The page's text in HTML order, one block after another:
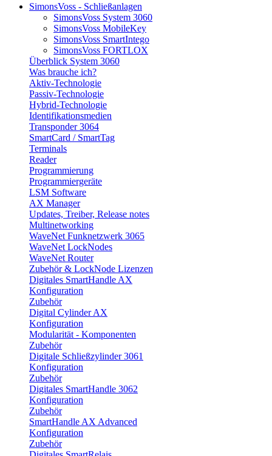
SimonsVoss - Schließanlagen
SimonsVoss System 3060
SimonsVoss MobileKey
SimonsVoss SmartIntego
SimonsVoss FORTLOX
Überblick System 3060
Was brauche ich?
Aktiv-Technologie
Passiv-Technologie
Hybrid-Technologie
Identifikationsmedien
Transponder 3064
SmartCard / SmartTag
Terminals
Reader
Programmierung
Programmiergeräte
LSM Software
AX Manager
Updates, Treiber, Release notes
Multinetworking
WaveNet Funknetzwerk 3065
WaveNet LockNodes
WaveNet Router
Zubehör & LockNode Lizenzen
Digitales SmartHandle AX
Konfiguration
Zubehör
Digital Cylinder AX
Konfiguration
Modularität - Komponenten
Zubehör
Digitale Schließzylinder 3061
Konfiguration
Zubehör
Digitales SmartHandle 3062
Konfiguration
Zubehör
SmartHandle AX Advanced
Konfiguration
Zubehör